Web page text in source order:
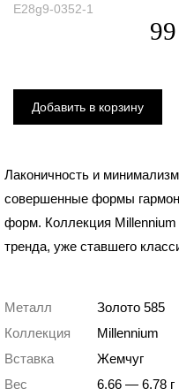
E28g9-0352-1
Лаконичность и
совершенные формы
форм. Коллекция
тренда, уже ставшего
Металл
Золото 585
Коллекция
Millennium
Вставка
Жемчуг
Вес
6.66 — 6.78 г